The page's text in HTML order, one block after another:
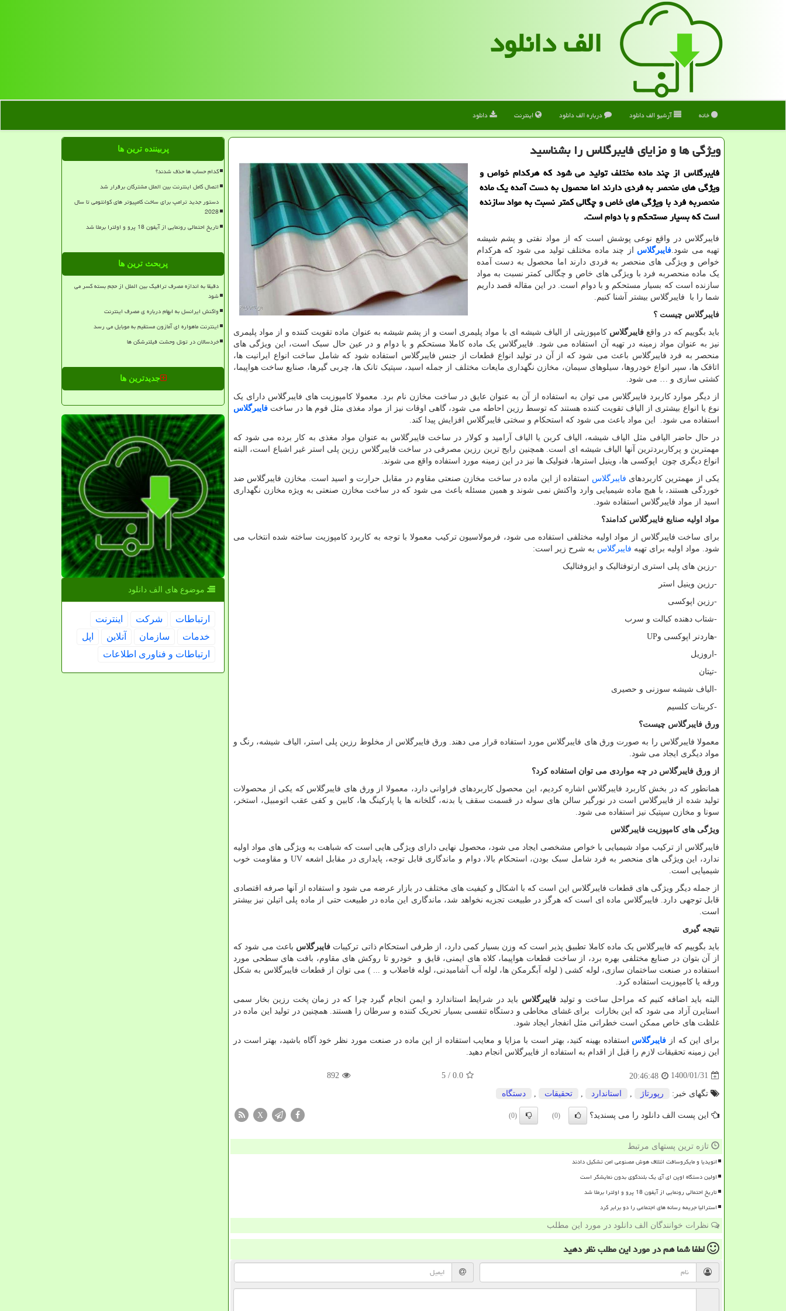
الف دانلود
خانه آرشیو الف دانلود درباره الف دانلود اینترنت دانلود
ویژگی ها و مزایای فایبرگلاس را بشناسید
فایبرگلاس از چند ماده مختلف تولید می شود كه هركدام خواص و
ویژگی های منحصر به فردی دارند اما محصول به دست آمده یك ماده
منحصربه فرد با ویژگی های خاص و چگالی كمتر نسبت به مواد سازنده
است كه بسیار مستحكم و با دوام است.
فایبرگلاس در واقع نوعی پوشش است که از مواد نفتی و پشم شیشه
تهیه می شود.فایبرگلاس از چند ماده مختلف تولید می شود که هرکدام
خواص و ویژگی های منحصر به فردی دارند اما محصول به دست آمده
یک ماده منحصربه فرد با ویژگی های خاص و چگالی کمتر نسبت به مواد
سازنده است که بسیار مستحکم و با دوام است. در این مقاله قصد داریم
شما را با فایبرگلاس بیشتر آشنا کنیم.
فایبرگلاس چیست ؟
باید بگوییم که در واقعفایبرگلاس کامپوزیتی از الیاف شیشه ای با مواد پلیمری است و از پشم شیشه به عنوان ماده تقویت کننده و از مواد پلیمری
نیز به عنوان مواد زمینه در تهیه آن استفاده می شود. فایبرگلاس یک ماده کاملا مستحکم و با دوام و در عین حال سبک است، این ویژگی های
منحصر به فرد فایبرگلاس باعث می شود که از آن در تولید انواع قطعات از جنس فایبرگلاس استفاده شود که شامل ساخت انواع ایرانیت ها،
اتاقک ها، سپر انواع خودروها، سیلوهای سیمان، مخازن نگهداری مایعات مختلف از جمله اسید، سپتیک تانک ها، چربی گیرها، صنایع ساخت هواپیما،
کشتی سازی و … می شود.
از دیگر موارد کاربرد فایبرگلاس می توان به استفاده از آن به عنوان عایق در ساخت مخازن نام برد. معمولا کامپوزیت های فایبرگلاس دارای یک
نوع یا انواع بیشتری از الیاف تقویت کننده هستند که توسط رزین احاطه می شود، گاهی اوقات نیز از مواد مغذی مثل فوم ها در ساخت فایبرگلاس
استفاده می شود. این مواد باعث می شود که استحکام و سختی فایبرگلاس افزایش پیدا کند.
در حال حاضر الیافی مثل الیاف شیشه، الیاف کربن یا الیاف آرامید و کولار در ساخت فایبرگلاس به عنوان مواد مغذی به کار برده می شود که
مهمترین و پرکاربردترین آنها الیاف شیشه ای است. همچنین رایج ترین رزین مصرفی در ساخت فایبرگلاس رزین پلی استر غیر اشباع است، البته
انواع دیگری چون اپوکسی ها، وینیل استرها، فنولیک ها نیز در این زمینه مورد استفاده واقع می شوند.
یکی از مهمترین کاربردهای فایبرگلاس استفاده از این ماده در ساخت مخازن صنعتی مقاوم در مقابل حرارت و اسید است. مخازن فایبرگلاس ضد
خوردگی هستند، با هیچ ماده شیمیایی وارد واکنش نمی شوند و همین مسئله باعث می شود که در ساخت مخازن صنعتی به ویژه مخازن نگهداری
اسید از مواد فایبرگلاس استفاده شود.
مواد اولیه صنایع فایبرگلاس کدامند؟
برای ساخت فایبرگلاس از مواد اولیه مختلفی استفاده می شود، فرمولاسیون ترکیب معمولا با توجه به کاربرد کامپوزیت ساخته شده انتخاب می
شود. مواد اولیه برای تهیه فایبرگلاس به شرح زیر است:
-رزین های پلی ‏استری ارتوفتالیک و ایزوفتالیک
-رزین وینیل استر
-رزین اپوکسی
-شتاب دهنده کبالت و سرب
-هاردنر اپوکسی وUP
- اروزیل
-تیتان
- الیاف شیشه سوزنی و حصیری
-کربنات کلسیم
ورق فایبرگلاس چیست؟
معمولا فایبرگلاس را به صورت ورق های فایبرگلاس مورد استفاده قرار می دهند. ورق فایبرگلاس از مخلوط رزین پلی استر، الیاف شیشه، رنگ و
مواد دیگری ایجاد می شود.
از ورق فایبرگلاس در چه مواردی می توان استفاده کرد؟
همانطور که در بخش کاربرد فایبرگلاس اشاره کردیم، این محصول کاربردهای فراوانی دارد، معمولا از ورق های فایبرگلاس که یکی از محصولات
تولید شده از فایبرگلاس است در نورگیر سالن های سوله در قسمت سقف یا بدنه، گلخانه ها یا پارکینگ ها، کابین و کفی عقب اتومبیل، استخر،
سونا و مخازن سپتیک نیز استفاده می شود.
ویژگی های کامپوزیت فایبرگلاس
فایبرگلاس از ترکیب مواد شیمیایی با خواص مشخصی ایجاد می شود، محصول نهایی دارای ویژگی هایی است که شباهت به ویژگی های مواد اولیه
ندارد، این ویژگی های منحصر به فرد شامل سبک بودن، استحکام بالا، دوام و ماندگاری قابل توجه، پایداری در مقابل اشعه UV و مقاومت خوب
شیمیایی است.
از جمله دیگر ویژگی های قطعات فایبرگلاس این است که با اشکال و کیفیت های مختلف در بازار عرضه می شود و استفاده از آنها صرفه اقتصادی
قابل توجهی دارد. فایبرگلاس ماده ای است که هرگز در طبیعت تجزیه نخواهد شد، ماندگاری این ماده در طبیعت حتی از ماده پلی اتیلن نیز بیشتر
است.
نتیجه گیری
باید بگوییم که فایبرگلاس یک ماده کاملا تطبیق پذیر است که وزن بسیار کمی دارد، از طرفی استحکام ذاتی ترکیبات فایبرگلاس باعث می شود که
از آن بتوان در صنایع مختلفی بهره برد، از ساخت قطعات هواپیما، کلاه های ایمنی، قایق و خودرو تا روکش های مقاوم، بافت های سطحی مورد
استفاده در صنعت ساختمان سازی، لوله کشی ( لوله آبگرمکن ها، لوله آب آشامیدنی، لوله فاضلاب و ... ) می توان از قطعات فایبرگلاس به شکل
ورقه یا کامپوزیت استفاده کرد.
البته باید اضافه کنیم که مراحل ساخت و تولیدفایبرگلاس باید در شرایط استاندارد و ایمن انجام گیرد چرا که در زمان پخت رزین بخار سمی
استایرن آزاد می شود که این بخارات برای غشای مخاطی و دستگاه تنفسی بسیار تحریک کننده و سرطان زا هستند. همچنین در تولید این ماده در
غلظت های خاص ممکن است خطراتی مثل انفجار ایجاد شود.
برای این که از فایبرگلاس استفاده بهینه کنید، بهتر است با مزایا و معایب استفاده از این ماده در صنعت مورد نظر خود آگاه باشید، بهتر است در
این زمینه تحقیقات لازم را قبل از اقدام به استفاده از فایبرگلاس انجام دهید.
1400/01/31
20:46:48
0.0
/ 5
892
تگهای خبر: رپورتاژ استاندارد تحقیقات دستگاه
این پست الف دانلود را می پسندید؟ (0)
(0)
X
تازه ترین پستهای مرتبط
انویدیا و مایکروسافت ائتلاف هوش مصنوعی امن تشکیل دادند
اولین دستگاه اوپن ای آی یک بلندگوی بدون نمایشگر است
تاریخ احتمالی رونمایی از آیفون 18 پرو و اولترا برملا شد
استرالیا جریمه رسانه های اجتماعی را دو برابر کرد
نظرات خوانندگان الف دانلود در مورد این مطلب
لطفا شما همدر مورد این مطلبنظر دهید
پربیننده ترین ها
کدام حساب ها حذف شدند؟
اتصال کامل اینترنت بین الملل مشترکان برقرار شد
دستور جدید ترامپ برای ساخت کامپیوتر های کوانتومی تا سال
2028
تاریخ احتمالی رونمایی از آیفون 18 پرو و اولترا برملا شد
پربحث ترین ها
دقیقا به اندازه مصرف ترافیک بین الملل از حجم بسته کسر می
شود
واکنش ایرانسل به ابهام درباره ی مصرف اینترنت
اینترنت ماهواره ای آمازون مستقیم به موبایل می رسد
خردسالان در تونل وحشت فیلترشکن ها
جدیدترین ها
موضوع های الف دانلود
ارتباطات شركت
اینترنت
خدمات
سازمان آنلاین
اپل
ارتباطات و فناوری اطلاعات